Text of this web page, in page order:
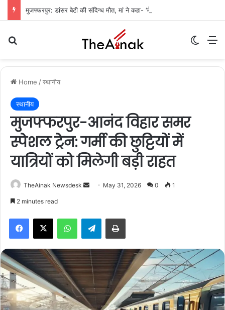
Home /स्थानीय
स्थानीय
मुजफ्फरपुर-आनंद विहार समर
स्पेशल ट्रेन: गर्मी की छुट्टियों में
यात्रियों को मिलेगी बड़ी राहत
TheAinak Newsdesk
a
e
m
i
l
May 31, 2026 0 1
2 minutes read
Telegram